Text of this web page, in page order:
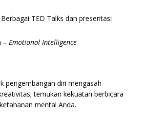
TED Talks dan presentasi
– Emotional Intelligence
pengembangan diri mengasah
temukan kekuatan berbicara
mental Anda.